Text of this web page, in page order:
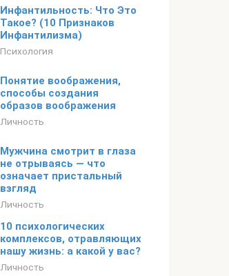
Инфантильность: Что Это
Такое? (10 Признаков
Инфантилизма)
Психология
Понятие воображения,
способы создания
образов воображения
Личность
Мужчина смотрит в глаза
не отрываясь — что
означает пристальный
взгляд
Личность
10 психологических
комплексов, отравляющих
нашу жизнь: а какой у вас?
Личность